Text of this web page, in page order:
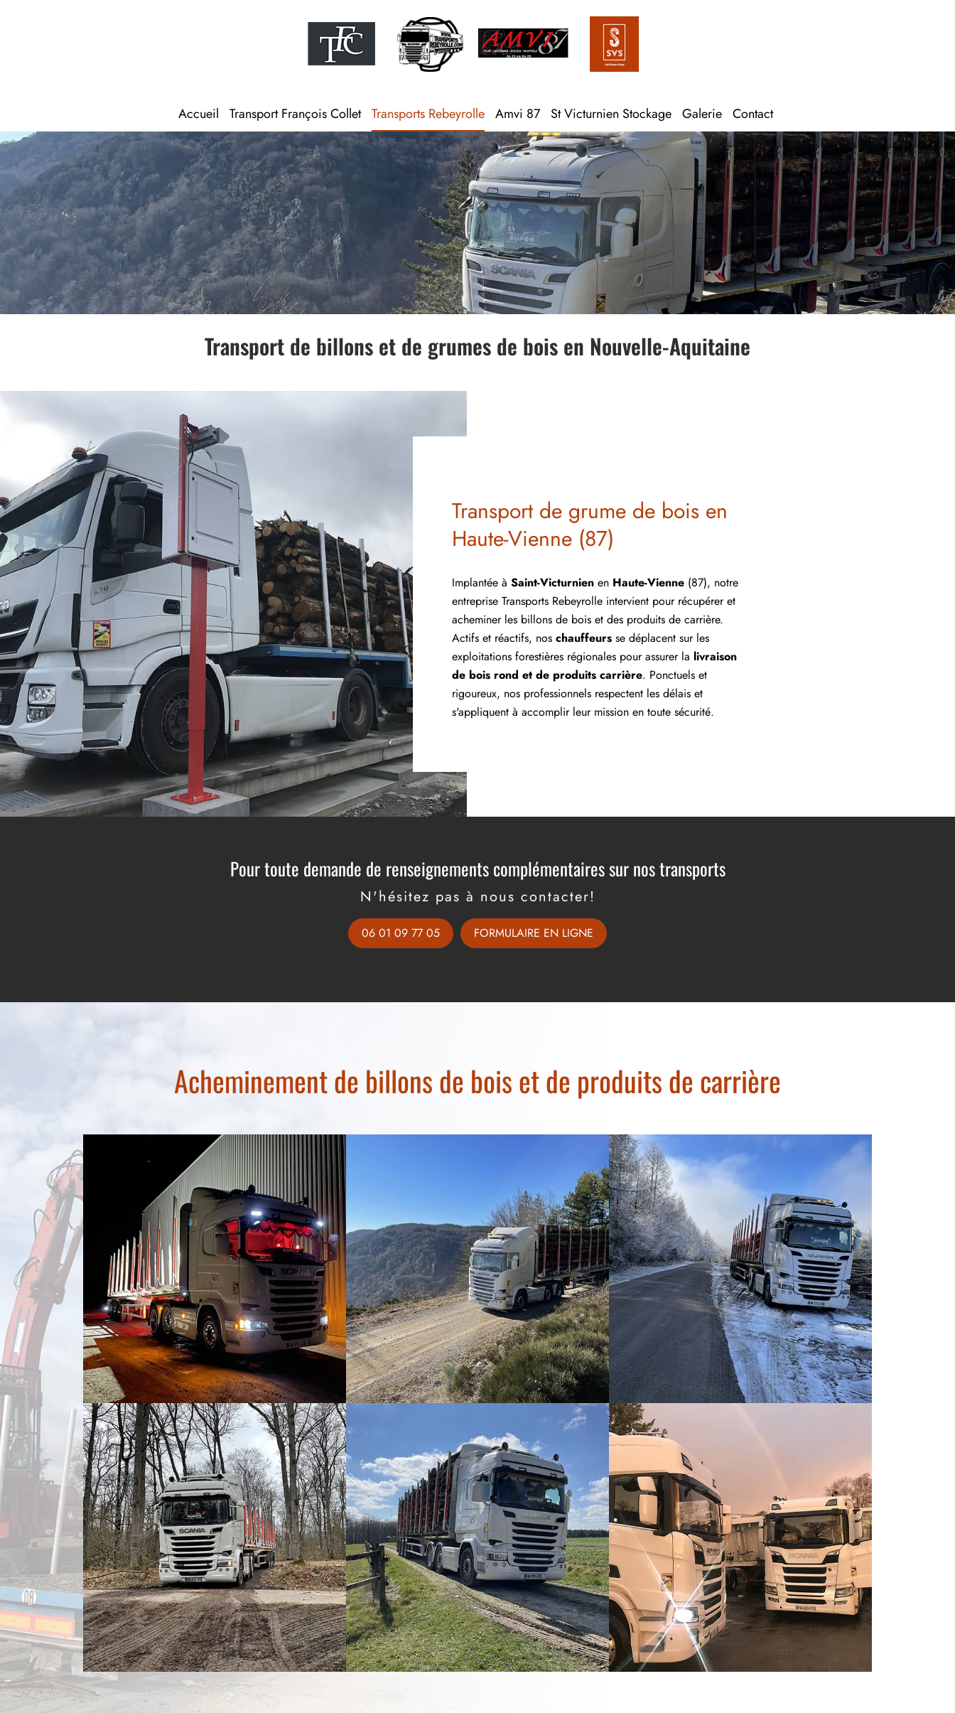
Accueil Transport François Collet Transports Rebeyrolle Amvi 87 St Victurnien Stockage Galerie Contact
Transport de billons et de grumes de bois en Nouvelle-Aquitaine
Transport de grume de bois en
Haute-Vienne (87)
Implantée à Saint-Victurnien en Haute-Vienne (87), notre
entreprise Transports Rebeyrolle intervient pour récupérer et
acheminer les billons de bois et des produits de carrière.
Actifs et réactifs, nos chauffeurs se déplacent sur les
exploitations forestières régionales pour assurer la livraison
de bois rond et de produits carrière. Ponctuels et
rigoureux, nos professionnels respectent les délais et
s'appliquent à accomplir leur mission en toute sécurité.
Pour toute demande de renseignements complémentaires sur nos transports
N'hésitez pas à nous contacter!
06 01 09 77 05 FORMULAIRE EN LIGNE
Acheminement de billons de bois et de produits de carrière